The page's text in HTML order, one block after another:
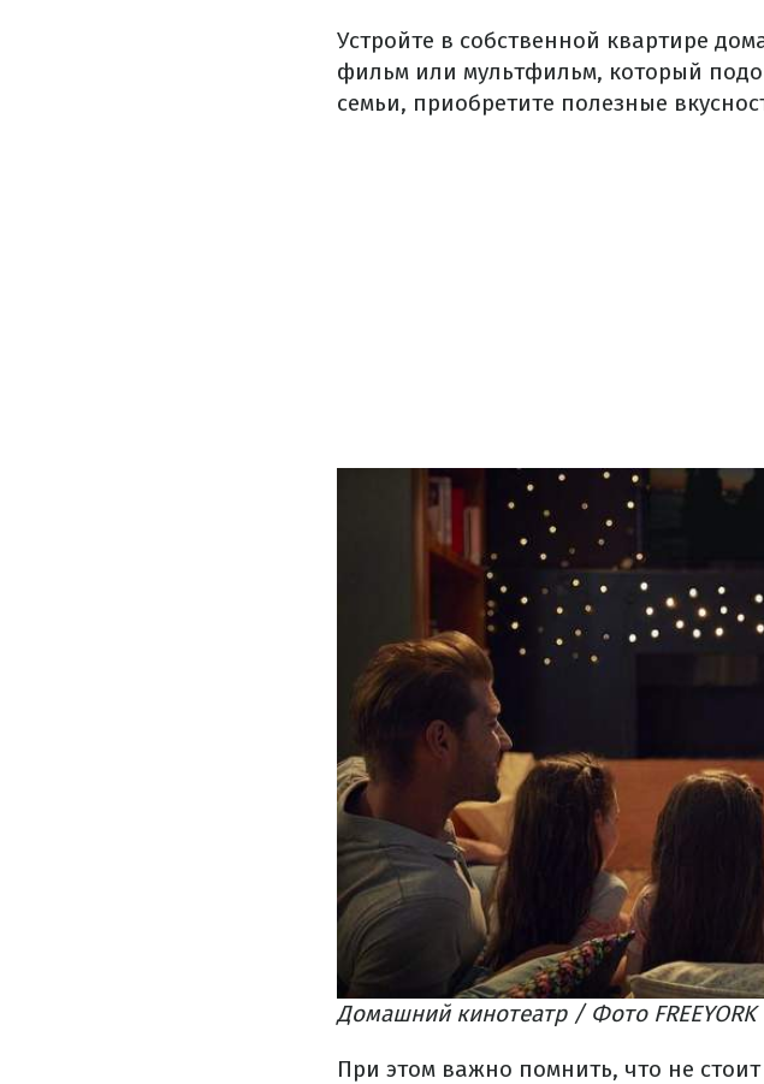
Устройте в собственной квартире
фильм или мультфильм, который
семьи, приобретите полезные
Домашний кинотеатр / Фото FREEYORK​
При этом важно помнить, что не